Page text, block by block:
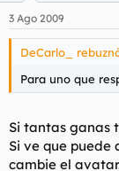
3 Ago 2009
DeCarlo_
Para uno que
Si tantas ganas
Si ve que puede
cambie el